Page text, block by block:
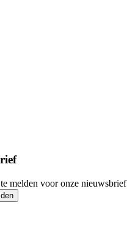
melden voor onze nieuwsbrief